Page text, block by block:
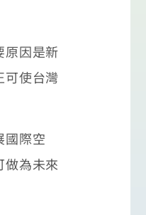
因是新
使台灣
際空
為未來